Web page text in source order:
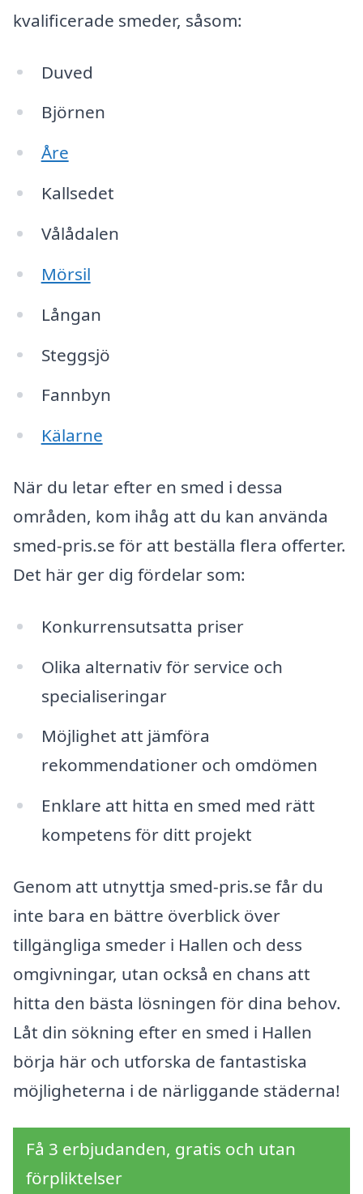
kvalificerade smeder, såsom:
Duved
Björnen
Åre
Kallsedet
Vålådalen
Mörsil
Långan
Steggsjö
Fannbyn
Kälarne
När du letar efter en smed i dessa
områden, kom ihåg att du kan använda
smed-pris.se för att beställa flera offerter.
Det här ger dig fördelar som:
Konkurrensutsatta priser
Olika alternativ för service och
specialiseringar
Möjlighet att jämföra
rekommendationer och omdömen
Enklare att hitta en smed med rätt
kompetens för ditt projekt
Genom att utnyttja smed-pris.se får du
inte bara en bättre överblick över
tillgängliga smeder i Hallen och dess
omgivningar, utan också en chans att
hitta den bästa lösningen för dina behov.
Låt din sökning efter en smed i Hallen
börja här och utforska de fantastiska
möjligheterna i de närliggande städerna!
Få 3 erbjudanden, gratis och utan
förpliktelser